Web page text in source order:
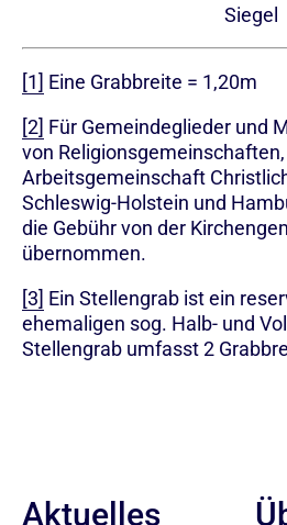
Siegel
[1] Eine Grabbreite = 1,20m
[2] Für Gemeindeglieder und
von
Arbeitsgemeinschaft
Schleswig-Holstein und
die Gebühr von der
übernommen.
[3] Ein Stellengrab ist ein
ehemaligen sog. Halb- und
Stellengrab umfasst 2
Aktuelles